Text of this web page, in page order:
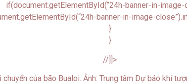
if(document.getElementById(“24h-banner-in-image-
banner-in-image-
}
}
//]]>
của bão Bualoi. Ảnh: Trung tâm Dự báo khí